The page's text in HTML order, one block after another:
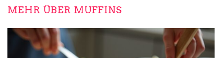
MEHR ÜBER MUFFINS